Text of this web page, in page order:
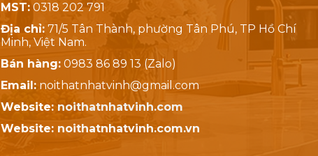
MST: 0318 202 791
Địa chỉ: 71/5 Tân Thành, phường Tân Phú, TP Hồ Chí
Minh, Việt Nam.
Bán hàng: 0983 86 89 13 (Zalo)
Email: noithatnhatvinh@gmail.com
Website: noithatnhatvinh.com
Website: noithatnhatvinh.com.vn